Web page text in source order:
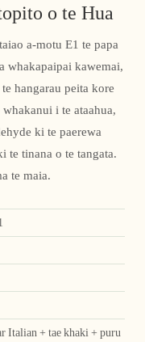
o te Hua
a-motu E1 te papa
whakapaipai kawemai,
hangarau peita kore
i te ataahua,
ki te paerewa
te tinana o te tangata.
te maia.
Italian + tae khaki + puru